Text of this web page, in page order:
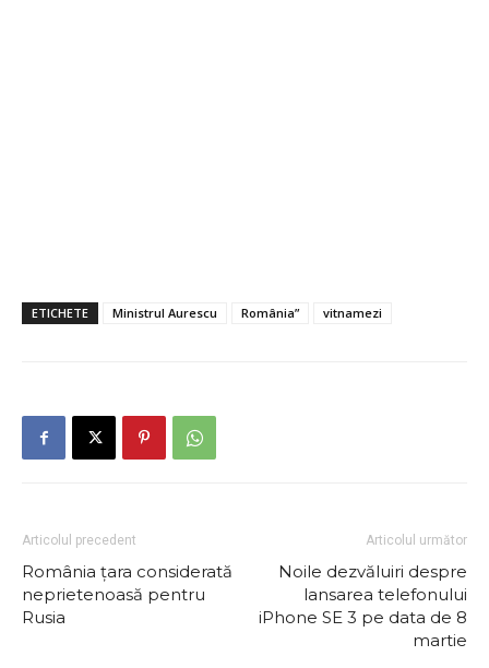
ETICHETE Ministrul Aurescu România” vitnamezi
Articolul precedent
România țara considerată
neprietenoasă pentru
Rusia
Articolul următor
Noile dezvăluiri despre
lansarea telefonului
iPhone SE 3 pe data de 8
martie